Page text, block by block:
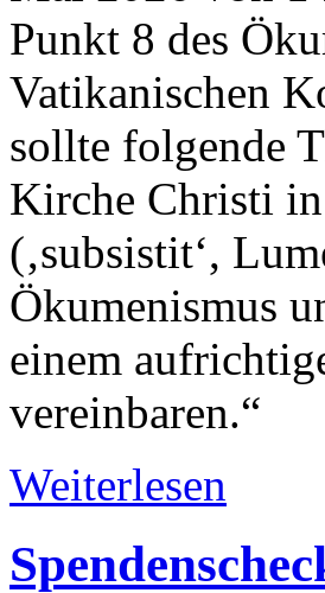
Punkt 8 des
Vatikanischen
sollte folgende
Kirche Christi
(‚subsistit‘,
Ökumenismus
einem
vereinbaren.“
Weiterlesen